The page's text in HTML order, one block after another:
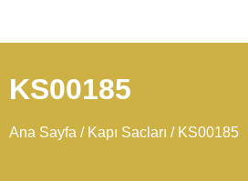
KS00185
Ana Sayfa / Kapı Sacları / KS00185